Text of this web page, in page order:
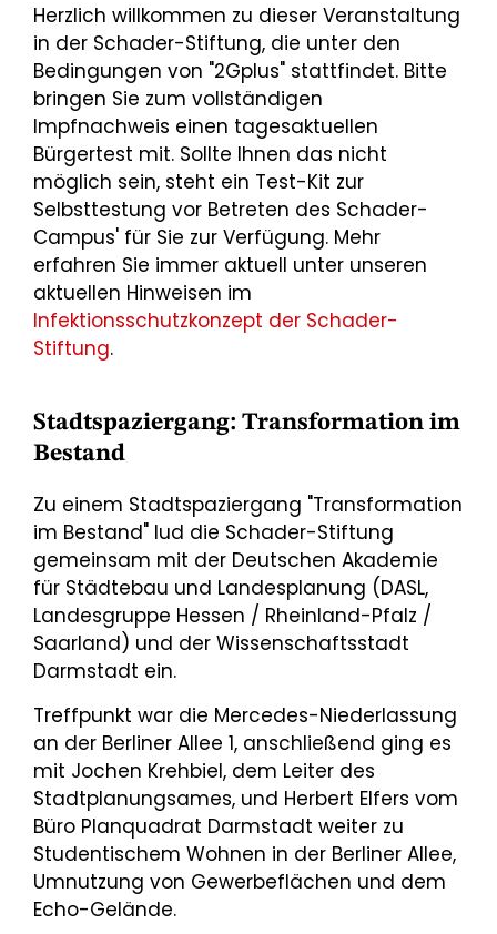
Herzlich willkommen zu dieser Veranstaltung
in der Schader-Stiftung, die unter den
Bedingungen von "2Gplus" stattfindet. Bitte
bringen Sie zum vollständigen
Impfnachweis einen tagesaktuellen
Bürgertest mit. Sollte Ihnen das nicht
möglich sein, steht ein Test-Kit zur
Selbsttestung vor Betreten des Schader-
Campus' für Sie zur Verfügung. Mehr
erfahren Sie immer aktuell unter unseren
aktuellen Hinweisen im
Infektionsschutzkonzept der Schader-
Stiftung.
Stadtspaziergang: Transformation im
Bestand
Zu einem Stadtspaziergang "Transformation
im Bestand" lud die Schader-Stiftung
gemeinsam mit der Deutschen Akademie
für Städtebau und Landesplanung (DASL,
Landesgruppe Hessen / Rheinland-Pfalz /
Saarland) und der Wissenschaftsstadt
Darmstadt ein.
Treffpunkt war die Mercedes-Niederlassung
an der Berliner Allee 1, anschließend ging es
mit Jochen Krehbiel, dem Leiter des
Stadtplanungsames, und Herbert Elfers vom
Büro Planquadrat Darmstadt weiter zu
Studentischem Wohnen in der Berliner Allee,
Umnutzung von Gewerbeflächen und dem
Echo-Gelände.